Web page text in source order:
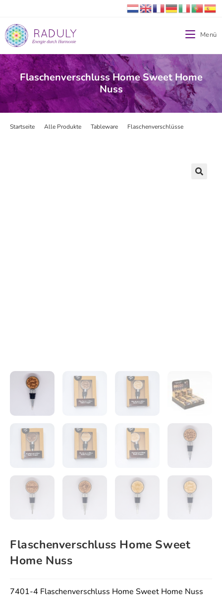
Menü
Flaschenverschluss Home Sweet Home
Nuss
Startseite Alle Produkte Tableware Flaschenverschlüsse
Flaschenverschluss Home Sweet
Home Nuss
7401-4 Flaschenverschluss Home Sweet Home Nuss